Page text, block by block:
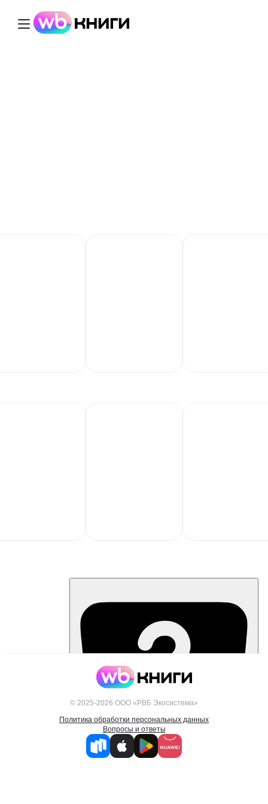
© 2025-2026 ООО «РВБ Экосистема»
Политика обработки персональных данных
Вопросы и ответы